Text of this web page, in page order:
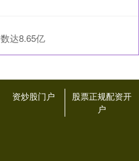
达8.65亿
资炒股门户
股票正规配资开
户